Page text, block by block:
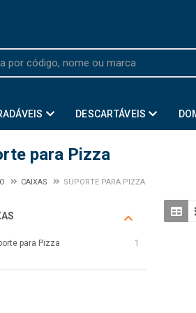
DESCARTÁVEIS
para Pizza
CAIXAS SUPORTE PARA PIZZA
para Pizza 1